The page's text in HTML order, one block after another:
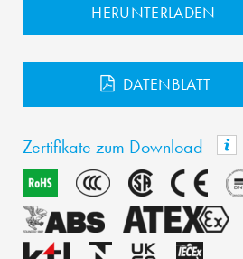
HERUNTERLADEN
DATENBLATT
Zertifikate zum Download